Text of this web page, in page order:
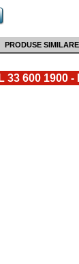
PRODUSE SIMILARE
33 600 1900 -